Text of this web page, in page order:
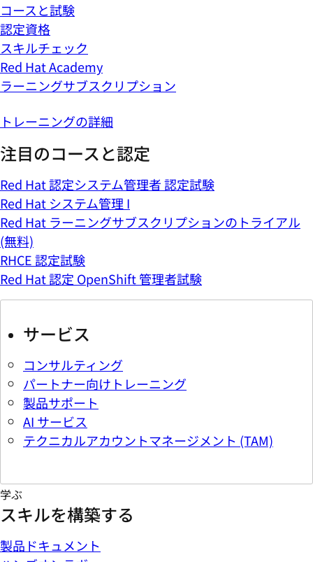
コースと試験
認定資格
スキルチェック
Red Hat Academy
ラーニングサブスクリプション
トレーニングの詳細
注目のコースと認定
Red Hat 認定システム管理者 認定試験
Red Hat システム管理 I
Red Hat ラーニングサブスクリプションのトライアル
(無料)
RHCE 認定試験
Red Hat 認定 OpenShift 管理者試験
サービス
コンサルティング
パートナー向けトレーニング
製品サポート
AI サービス
テクニカルアカウントマネージメント (TAM)
学ぶ
スキルを構築する
製品ドキュメント